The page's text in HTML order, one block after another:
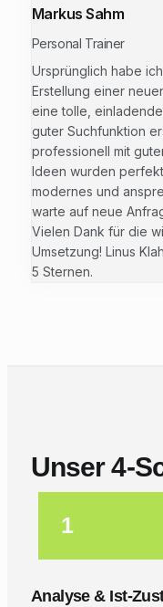
Markus Sahm
Personal Trainer
Ursprünglich habe
Erstellung einer
eine tolle,
guter Suchfunktion
professionell mit
Ideen wurden
modernes und
warte auf neue
Vielen Dank für die
Umsetzung! Linus
5 Sternen.
Unser 4-
1
Analyse & Ist-